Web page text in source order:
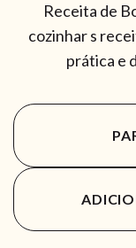
Receita de
cozinhar s
prática e